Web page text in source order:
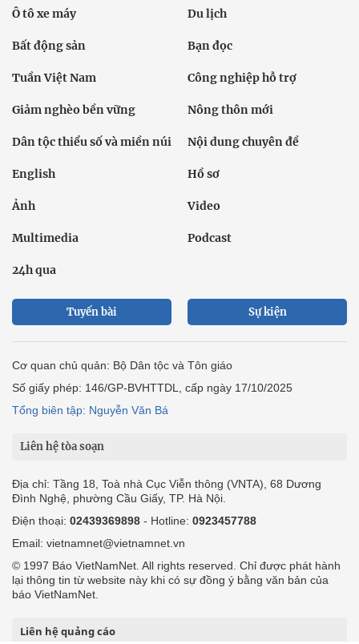
Ô tô xe máy Du lịch
Bất động sản Bạn đọc
Tuần Việt Nam Công nghiệp hỗ trợ
Giảm nghèo bền vững Nông thôn mới
Dân tộc thiểu số và miền núi Nội dung chuyên đề
English Hồ sơ
Ảnh Video
Multimedia Podcast
24h qua
Tuyến bài Sự kiện
Cơ quan chủ quản: Bộ Dân tộc và Tôn giáo
Số giấy phép: 146/GP-BVHTTDL, cấp ngày 17/10/2025
Tổng biên tập: Nguyễn Văn Bá
Liên hệ tòa soạn
Địa chỉ: Tầng 18, Toà nhà Cục Viễn thông (VNTA), 68 Dương
Đình Nghệ, phường Cầu Giấy, TP. Hà Nội.
Điện thoại: 02439369898 - Hotline: 0923457788
Email: vietnamnet@vietnamnet.vn
© 1997 Báo VietNamNet. All rights reserved. Chỉ được phát hành
lại thông tin từ website này khi có sự đồng ý bằng văn bản của
báo VietNamNet.
Liên hệ quảng cáo